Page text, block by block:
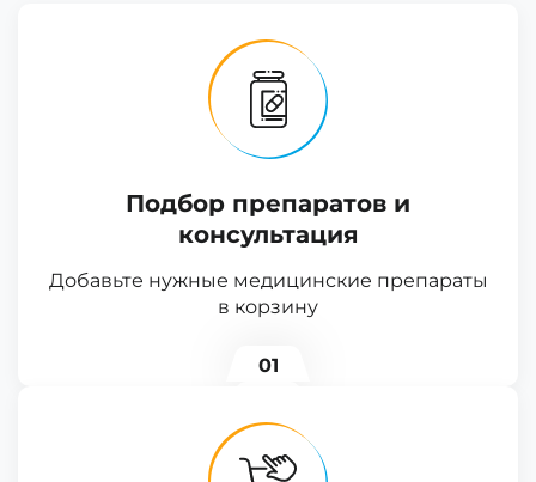
Подбор препаратов и
консультация
Добавьте нужные медицинские препараты
в корзину
01